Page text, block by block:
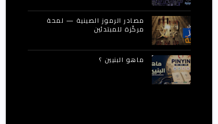
مصادر الرموز الصينية — لمحة
مركّزة للمبتدئين
ماهو البنيين ؟